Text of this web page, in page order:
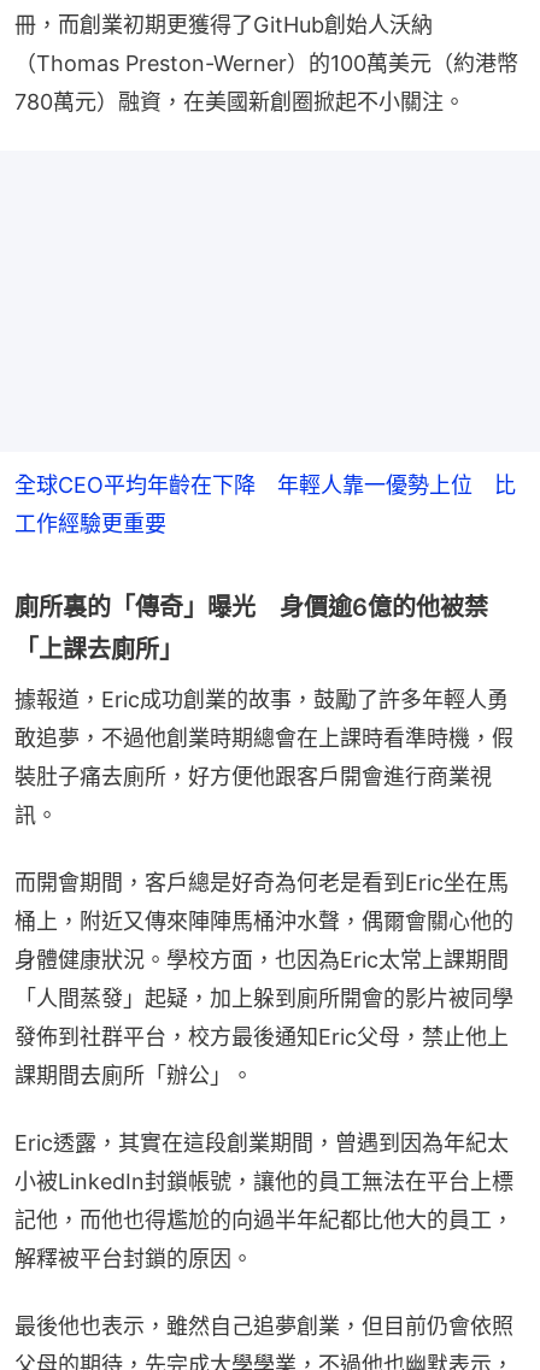
冊，而創業初期更獲得了GitHub創始人沃納
（Thomas Preston-Werner）的100萬美元（約港幣
780萬元）融資，在美國新創圈掀起不小關注。
全球CEO平均年齡在下降 年輕人靠一優勢上位 比
工作經驗更重要
廁所裏的「傳奇」曝光 身價逾6億的他被禁
「上課去廁所」
據報道，Eric成功創業的故事，鼓勵了許多年輕人勇
敢追夢，不過他創業時期總會在上課時看準時機，假
裝肚子痛去廁所，好方便他跟客戶開會進行商業視
訊。
而開會期間，客戶總是好奇為何老是看到Eric坐在馬
桶上，附近又傳來陣陣馬桶沖水聲，偶爾會關心他的
身體健康狀況。學校方面，也因為Eric太常上課期間
「人間蒸發」起疑，加上躲到廁所開會的影片被同學
發佈到社群平台，校方最後通知Eric父母，禁止他上
課期間去廁所「辦公」。
Eric透露，其實在這段創業期間，曾遇到因為年紀太
小被LinkedIn封鎖帳號，讓他的員工無法在平台上標
記他，而他也得尷尬的向過半年紀都比他大的員工，
解釋被平台封鎖的原因。
最後他也表示，雖然自己追夢創業，但目前仍會依照
父母的期待，先完成大學學業，不過他也幽默表示，